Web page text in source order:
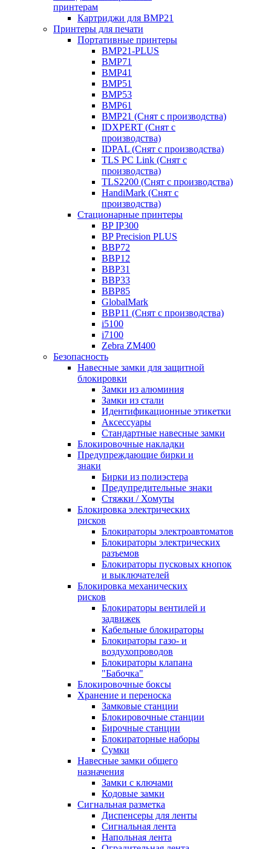
принтерам
Картриджи для BMP21
Принтеры для печати
Портативные принтеры
BMP21-PLUS
BMP71
BMP41
BMP51
BMP53
BMP61
BMP21 (Снят с производства)
IDXPERT (Снят с
производства)
IDPAL (Снят с производства)
TLS PC Link (Снят с
производства)
TLS2200 (Снят с производства)
HandiMark (Снят с
производства)
Стационарные принтеры
BP IP300
BP Precision PLUS
BBP72
BBP12
BBP31
BBP33
BBP85
GlobalMark
BBP11 (Снят с производства)
i5100
i7100
Zebra ZM400
Безопасность
Навесные замки для защитной
блокировки
Замки из алюминия
Замки из стали
Идентификационные этикетки
Аксессуары
Стандартные навесные замки
Блокировочные накладки
Предупреждающие бирки и
знаки
Бирки из полиэстера
Предупредительные знаки
Стяжки / Хомуты
Блокировка электрических
рисков
Блокираторы электроавтоматов
Блокираторы электрических
разъемов
Блокираторы пусковых кнопок
и выключателей
Блокировка механических
рисков
Блокираторы вентилей и
задвижек
Кабельные блокираторы
Блокираторы газо- и
воздухопроводов
Блокираторы клапана
"Бабочка"
Блокировочные боксы
Хранение и переноска
Замковые станции
Блокировочные станции
Бирочные станции
Блокираторные наборы
Сумки
Навесные замки общего
назначения
Замки с ключами
Кодовые замки
Сигнальная разметка
Диспенсеры для ленты
Сигнальная лента
Напольная лента